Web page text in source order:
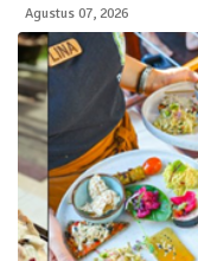
Agustus 07, 2026